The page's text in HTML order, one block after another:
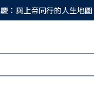
：與上帝同行的人生地圖